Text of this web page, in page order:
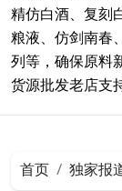
精仿白酒、复刻
粮液、仿剑南春
列等，确保原料
货源批发老店支
首页 独家报